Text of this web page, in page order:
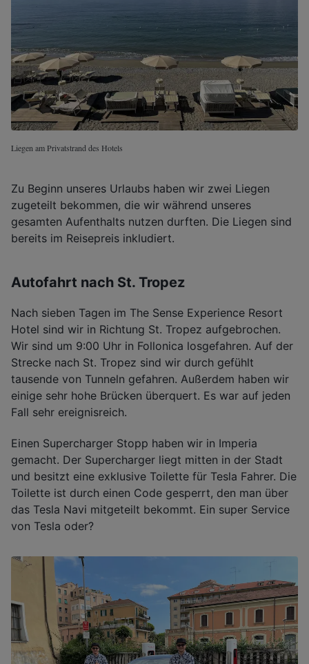
Liegen am Privatstrand des Hotels
Zu Beginn unseres Urlaubs haben wir zwei Liegen
zugeteilt bekommen, die wir während unseres
gesamten Aufenthalts nutzen durften. Die Liegen sind
bereits im Reisepreis inkludiert.
Autofahrt nach St. Tropez
Nach sieben Tagen im The Sense Experience Resort
Hotel sind wir in Richtung St. Tropez aufgebrochen.
Wir sind um 9:00 Uhr in Follonica losgefahren. Auf der
Strecke nach St. Tropez sind wir durch gefühlt
tausende von Tunneln gefahren. Außerdem haben wir
einige sehr hohe Brücken überquert. Es war auf jeden
Fall sehr ereignisreich.
Einen Supercharger Stopp haben wir in Imperia
gemacht. Der Supercharger liegt mitten in der Stadt
und besitzt eine exklusive Toilette für Tesla Fahrer. Die
Toilette ist durch einen Code gesperrt, den man über
das Tesla Navi mitgeteilt bekommt. Ein super Service
von Tesla oder?